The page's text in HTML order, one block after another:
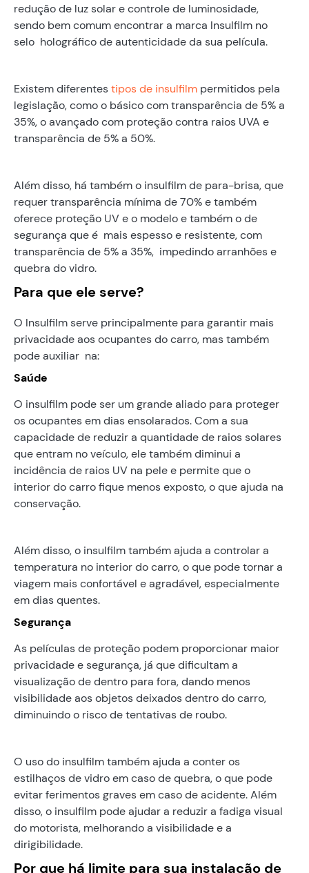
redução de luz solar e controle de luminosidade,
sendo bem comum encontrar a marca Insulfilm no
selo holográfico de autenticidade da sua película.
Existem diferentestipos de insulfilm permitidos pela
legislação, como o básico com transparência de 5% a
35%, o avançado com proteção contra raios UVA e
transparência de 5% a 50%.
Além disso, há também o insulfilm de para-brisa, que
requer transparência mínima de 70% e também
oferece proteção UV e o modelo e também o de
segurança que é mais espesso e resistente, com
transparência de 5% a 35%, impedindo arranhões e
quebra do vidro.
Para que ele serve?
O Insulfilm serve principalmente para garantir mais
privacidade aos ocupantes do carro, mas também
pode auxiliar na:
Saúde
O insulfilm pode ser um grande aliado para proteger
os ocupantes em dias ensolarados. Com a sua
capacidade de reduzir a quantidade de raios solares
que entram no veículo, ele também diminui a
incidência de raios UV na pele e permite que o
interior do carro fique menos exposto, o que ajuda na
conservação.
Além disso, o insulfilm também ajuda a controlar a
temperatura no interior do carro, o que pode tornar a
viagem mais confortável e agradável, especialmente
em dias quentes.
Segurança
As películas de proteção podem proporcionar maior
privacidade e segurança, já que dificultam a
visualização de dentro para fora, dando menos
visibilidade aos objetos deixados dentro do carro,
diminuindo o risco de tentativas de roubo.
O uso do insulfilm também ajuda a conter os
estilhaços de vidro em caso de quebra, o que pode
evitar ferimentos graves em caso de acidente. Além
disso, o insulfilm pode ajudar a reduzir a fadiga visual
do motorista, melhorando a visibilidade e a
dirigibilidade.
Por que há limite para sua instalação de